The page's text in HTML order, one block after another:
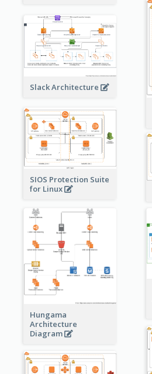
Slack Architecture
SIOS Protection Suite
for Linux
Hungama
Architecture
Diagram